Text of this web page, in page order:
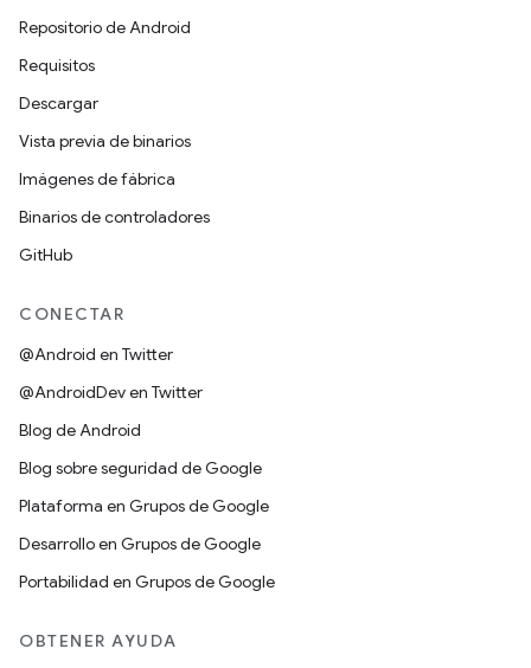
Repositorio de Android
Requisitos
Descargar
Vista previa de binarios
Imágenes de fábrica
Binarios de controladores
GitHub
CONECTAR
@Android en Twitter
@AndroidDev en Twitter
Blog de Android
Blog sobre seguridad de Google
Plataforma en Grupos de Google
Desarrollo en Grupos de Google
Portabilidad en Grupos de Google
OBTENER AYUDA